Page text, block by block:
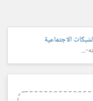
الاجتماعية
...